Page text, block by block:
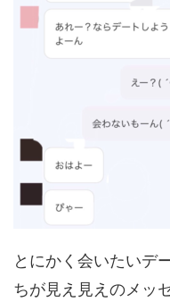
とにかく会いたいデ
ちが見え見えのメッ